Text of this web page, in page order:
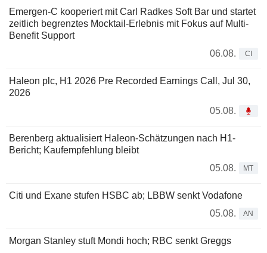
Emergen-C kooperiert mit Carl Radkes Soft Bar und startet
zeitlich begrenztes Mocktail-Erlebnis mit Fokus auf Multi-
Benefit Support
06.08.
CI
Haleon plc, H1 2026 Pre Recorded Earnings Call, Jul 30,
2026
05.08.
Berenberg aktualisiert Haleon-Schätzungen nach H1-
Bericht; Kaufempfehlung bleibt
05.08.
MT
Citi und Exane stufen HSBC ab; LBBW senkt Vodafone
05.08.
AN
Morgan Stanley stuft Mondi hoch; RBC senkt Greggs